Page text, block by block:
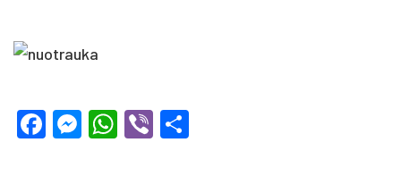
Facebook
Messenger
WhatsApp
Viber